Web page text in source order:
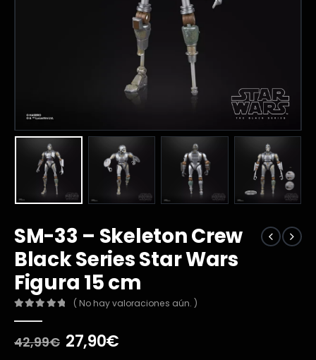
SM-33 – Skeleton Crew
Black Series Star Wars
Figura 15 cm
( No hay valoraciones aún. )
42,99€ El
27,90€El